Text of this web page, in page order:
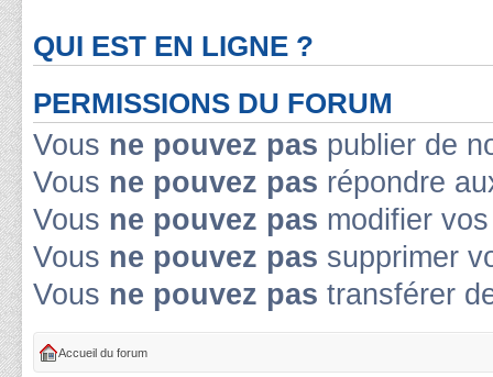
QUI EST EN LIGNE ?
PERMISSIONS DU FORUM
Vous ne pouvez pas publier de
Vous ne pouvez pas répondre
Vous ne pouvez pas modifier
Vous ne pouvez pas supprimer
Vous ne pouvez pas transférer
Accueil du forum